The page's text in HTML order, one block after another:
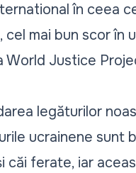
în ceea
mai bun scor în
Justice
legăturilor
ucrainene sunt
căi ferate, iar